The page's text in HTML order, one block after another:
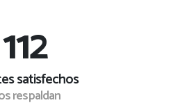
120+
satisfechos
respaldan